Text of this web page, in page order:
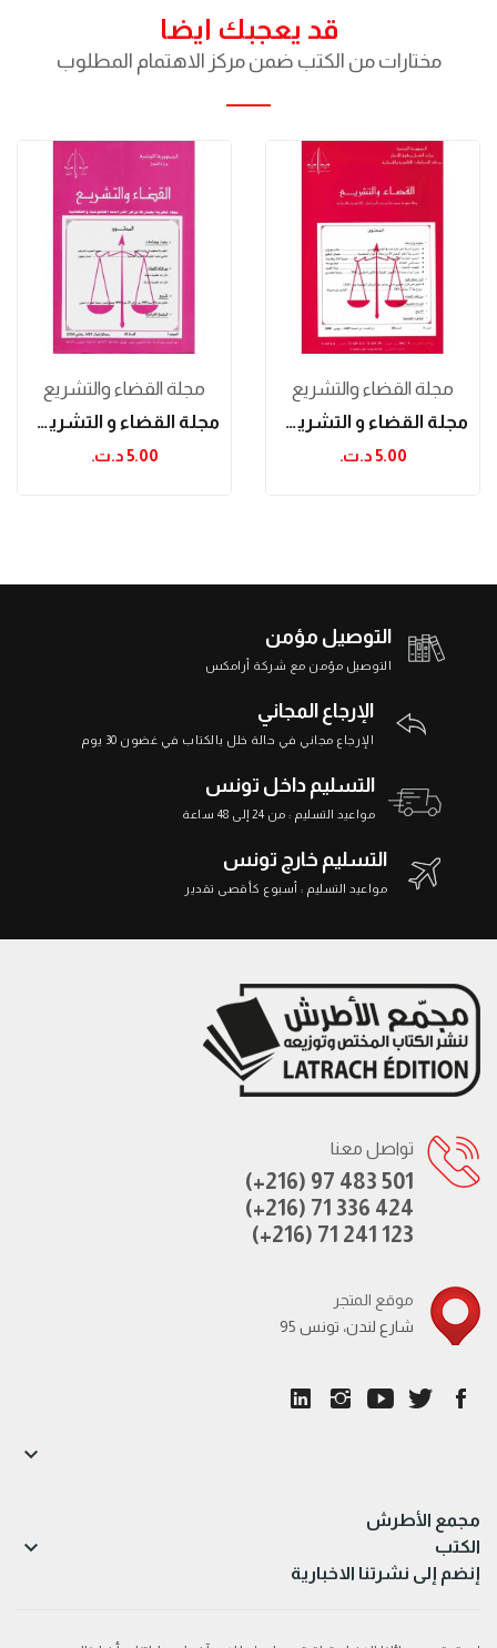
قد يعجبك ايضا
مختارات من الكتب ضمن مركز الاهتمام المطلوب
مجلة القضاء والتشريع
مجلة القضاء و التشريع جانفي 2000
5.00 د.ت.‏
مجلة القضاء والتشريع
مجلة القضاء و التشريع نوفمبر 2008
5.00 د.ت.‏
التوصيل مؤمن
التوصيل مؤمن مع شركة أرامكس
الإرجاع المجاني
الإرجاع مجاني في حالة خلل بالكتاب في غضون 30 يوم
التسليم داخل تونس
مواعيد التسليم : من 24 إلى 48 ساعة
التسليم خارج تونس
مواعيد التسليم : أسبوع كأقصى تقدير
تواصل معنا
(+216) 97 483 501
(+216) 71 336 424
(+216) 71 241 123
موقع المتجر
95 شارع لندن، تونس
مجمع الأطرش

الكتب 
إنضم إلى نشرتنا الاخبارية